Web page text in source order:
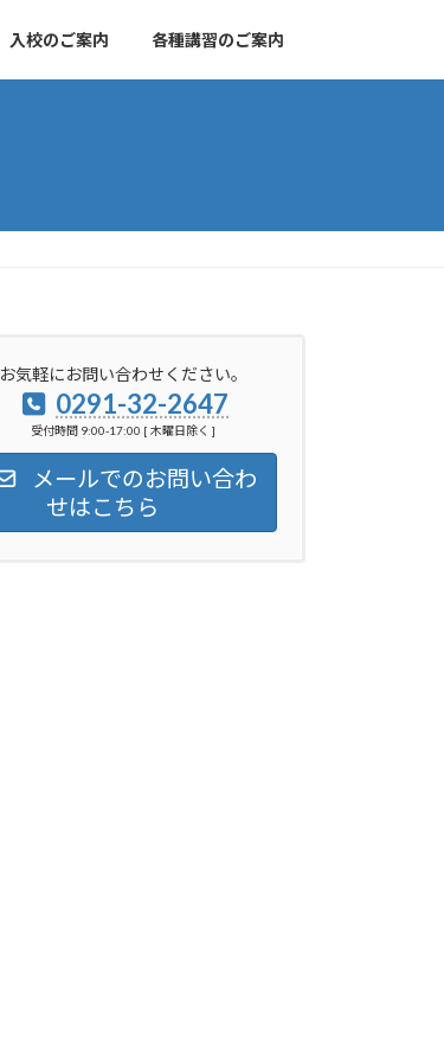
入校のご案内 各種講習のご案内
お気軽にお問い合わせください。
0291-32-2647
受付時間 9:00-17:00 [ 木曜日除く ]
メールでのお問い合わ
せはこちら